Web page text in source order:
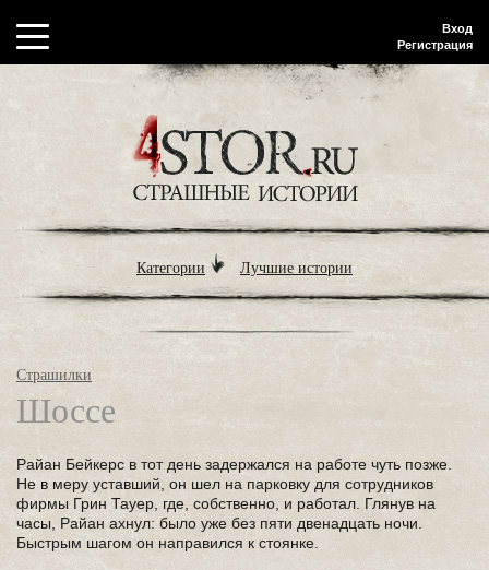
Вход
Регистрация
Категории Лучшие истории
Страшилки
Шоссе
Райан Бейкерс в тот день задержался на работе чуть позже.
Не в меру уставший, он шел на парковку для сотрудников
фирмы Грин Тауер, где, собственно, и работал. Глянув на
часы, Райан ахнул: было уже без пяти двенадцать ночи.
Быстрым шагом он направился к стоянке.